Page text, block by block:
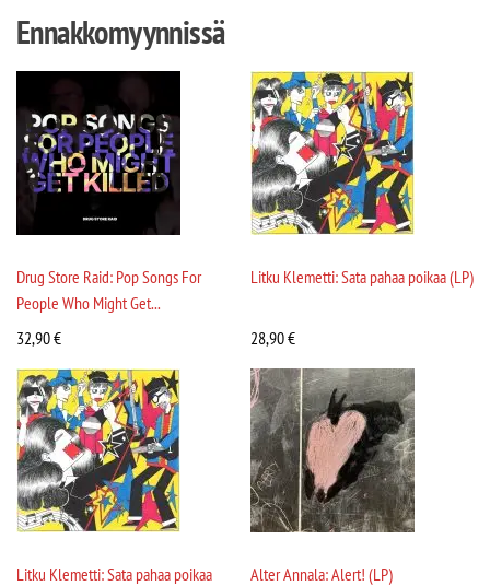
Ennakkomyynnissä
Drug Store Raid: Pop Songs For
People Who Might Get...
32,90€
Litku Klemetti: Sata pahaa poikaa (LP)
28,90€
Litku Klemetti: Sata pahaa poikaa
Alter Annala: Alert! (LP)